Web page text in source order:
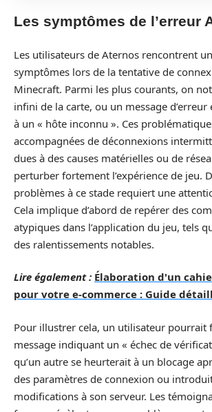
Les symptômes de l’erreur
Les utilisateurs de Aternos rencontrent
symptômes lors de la tentative de
Minecraft. Parmi les plus courants, on
infini de la carte, ou un message
à un « hôte inconnu ». Ces
accompagnées de déconnexions
dues à des causes matérielles ou de
perturber fortement l’expérience de jeu.
problèmes à ce stade requiert une
Cela implique d’abord de repérer des
atypiques dans l’application du jeu, tels
des ralentissements notables.
Lire également : Élaboration d'un
pour votre e-commerce : Guide
Pour illustrer cela, un utilisateur pourrait
message indiquant un « échec de
qu’un autre se heurterait à un blocage
des paramètres de connexion ou
modifications à son serveur. Les